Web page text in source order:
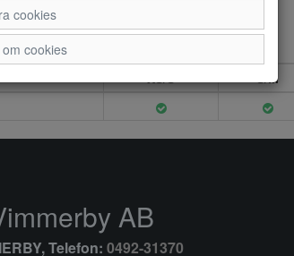
XS/S S/M
cookies
cookies
AB
Telefon: 0492-31370